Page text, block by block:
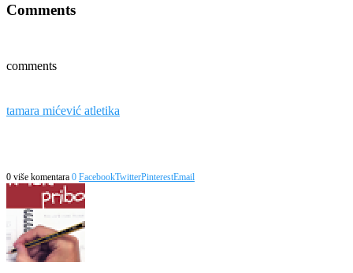
Comments
comments
tamara mićević atletika
0 više komentara 0 FacebookTwitterPinterestEmail